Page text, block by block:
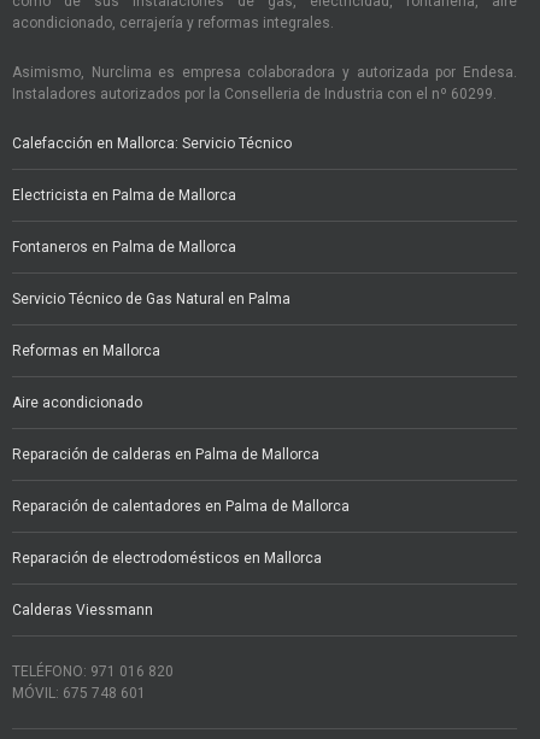
acondicionado, cerrajería y reformas integrales.
Asimismo, Nurclima es empresa colaboradora y autorizada por Endesa.
Instaladores autorizados por la Conselleria de Industria con el nº 60299.
Calefacción en Mallorca: Servicio Técnico
Electricista en Palma de Mallorca
Fontaneros en Palma de Mallorca
Servicio Técnico de Gas Natural en Palma
Reformas en Mallorca
Aire acondicionado
Reparación de calderas en Palma de Mallorca
Reparación de calentadores en Palma de Mallorca
Reparación de electrodomésticos en Mallorca
Calderas Viessmann
TELÉFONO: 971 016 820
MÓVIL: 675 748 601